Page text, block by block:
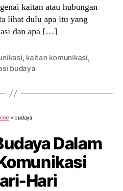
kaitan atau hubungan
lihat dulu apa itu yang
dan apa […]
, kaitan komunikasi,
budaya
» budaya
Dalam
Hari